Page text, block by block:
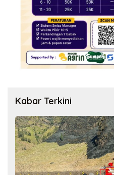
Kabar Terkini